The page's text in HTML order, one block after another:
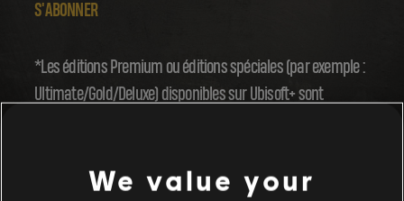
S'ABONNER
*Les éditions Premium ou éditions spéciales (par exemple :
Ultimate/Gold/Deluxe) disponibles sur Ubisoft+ sont
We value your